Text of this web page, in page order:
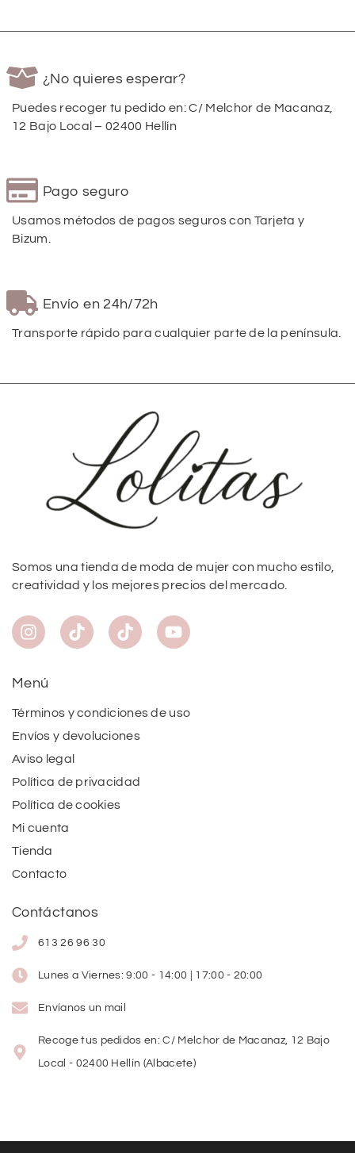
¿No quieres esperar?
Puedes recoger tu pedido en: C/ Melchor de Macanaz,
12 Bajo Local – 02400 Hellín
Pago seguro
Usamos métodos de pagos seguros con Tarjeta y
Bizum.
Envío en 24h/72h
Transporte rápido para cualquier parte de la península.
Somos una tienda de moda de mujer con mucho estilo,
creatividad y los mejores precios del mercado.
Menú
Términos y condiciones de uso
Envíos y devoluciones
Aviso legal
Política de privacidad
Política de cookies
Mi cuenta
Tienda
Contacto
Contáctanos
613 26 96 30
Lunes a Viernes: 9:00 - 14:00 | 17:00 - 20:00
Envíanos un mail
Recoge tus pedidos en: C/ Melchor de Macanaz, 12 Bajo
Local - 02400 Hellín (Albacete)